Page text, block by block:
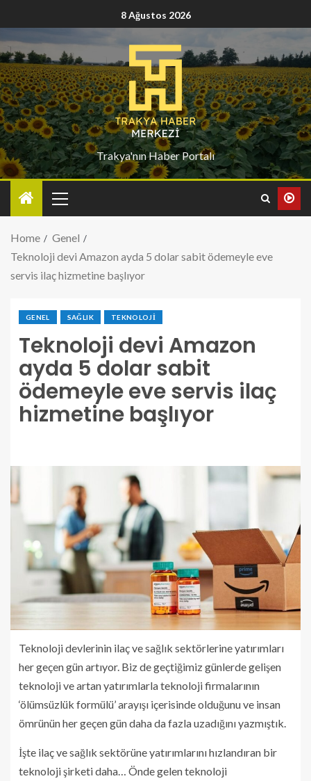
8 Ağustos 2026
Trakya'nın Haber Portalı
Home
Genel
Teknoloji devi Amazon ayda 5 dolar sabit ödemeyle eve
servis ilaç hizmetine başlıyor
GENEL SAĞLIK TEKNOLOJI
Teknoloji devi Amazon
ayda 5 dolar sabit
ödemeyle eve servis ilaç
hizmetine başlıyor
Teknoloji devlerinin ilaç ve sağlık sektörlerine yatırımları
her geçen gün artıyor. Biz de geçtiğimiz günlerde gelişen
teknoloji ve artan yatırımlarla teknoloji firmalarının
‘ölümsüzlük formülü’ arayışı içerisinde olduğunu ve insan
ömrünün her geçen gün daha da fazla uzadığını yazmıştık.
İşte ilaç ve sağlık sektörüne yatırımlarını hızlandıran bir
teknoloji şirketi daha… Önde gelen teknoloji